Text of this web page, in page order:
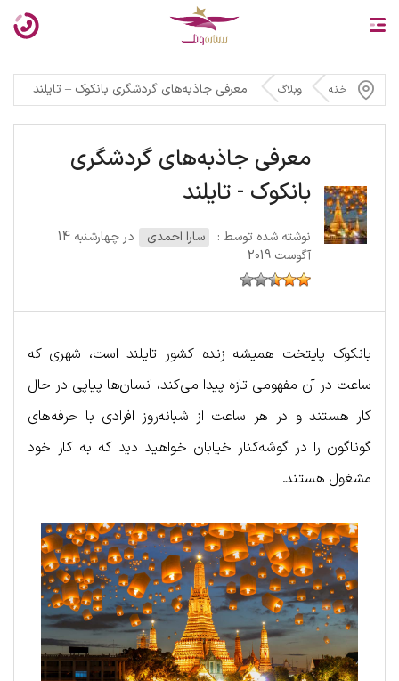
خانه وبلاگ معرفی جاذبه‌های گردشگری بانکوک – تایلند
معرفی جاذبه‌های گردشگری
بانکوک - تایلند
نوشته شده توسط : سارا احمدی
در چهارشنبه 14
آگوست 2019
بانکوک پایتخت همیشه زنده کشور تایلند است، شهری که
ساعت در آن مفهومی تازه پیدا می‌کند، انسان‌ها پیاپی در حال
کار هستند و در هر ساعت از شبانه‌روز افرادی با حرفه‌های
گوناگون را در گوشه‌کنار خیابان خواهید دید که به کار خود
مشغول هستند.